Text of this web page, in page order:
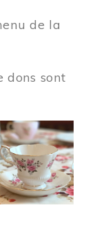
de la
dons sont